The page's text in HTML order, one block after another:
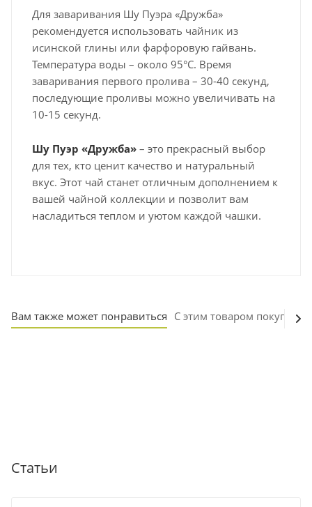
Для заваривания Шу Пуэра «Дружба»
рекомендуется использовать чайник из
исинской глины или фарфоровую гайвань.
Температура воды – около 95°C. Время
заваривания первого пролива – 30-40 секунд,
последующие проливы можно увеличивать на
10-15 секунд.
Шу Пуэр «Дружба» – это прекрасный выбор
для тех, кто ценит качество и натуральный
вкус. Этот чай станет отличным дополнением к
вашей чайной коллекции и позволит вам
насладиться теплом и уютом каждой чашки.
Вам также может понравиться С этим товаром покупают
Статьи